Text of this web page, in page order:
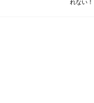
れない！